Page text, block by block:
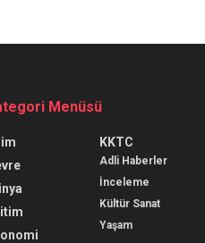
Menüsü
KKTC
Adli Haberler
İnceleme
Kültür Sanat
Yaşam